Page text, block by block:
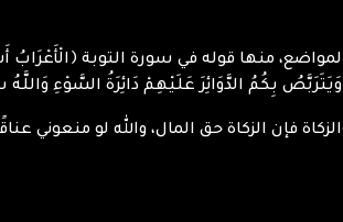
منها قوله في سورة التوبة ﴿الْأَعْرَابُ
بِكُمُ الدَّوَائِرَ عَلَيْهِمْ دَائِرَةُ السَّوْءِ
فإن الزكاة حق المال، والله لو منعوني